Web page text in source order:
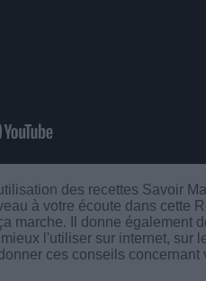
des recettes Savoir
à votre écoute dans cette
marche. Il donne également
l'utiliser sur internet, sur
ces conseils concernant